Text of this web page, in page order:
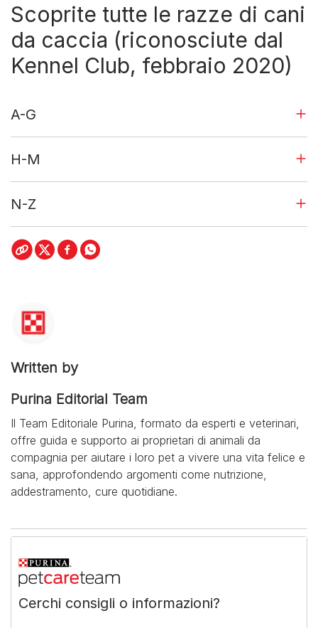
Scoprite tutte le razze di cani
da caccia (riconosciute dal
Kennel Club, febbraio 2020)
A-G
H-M
N-Z
Written by
Purina Editorial Team
Il Team Editoriale Purina, formato da esperti e veterinari,
offre guida e supporto ai proprietari di animali da
compagnia per aiutare i loro pet a vivere una vita felice e
sana, approfondendo argomenti come nutrizione,
addestramento, cure quotidiane.
Cerchi consigli o informazioni?